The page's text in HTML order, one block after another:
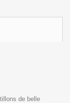
de belle